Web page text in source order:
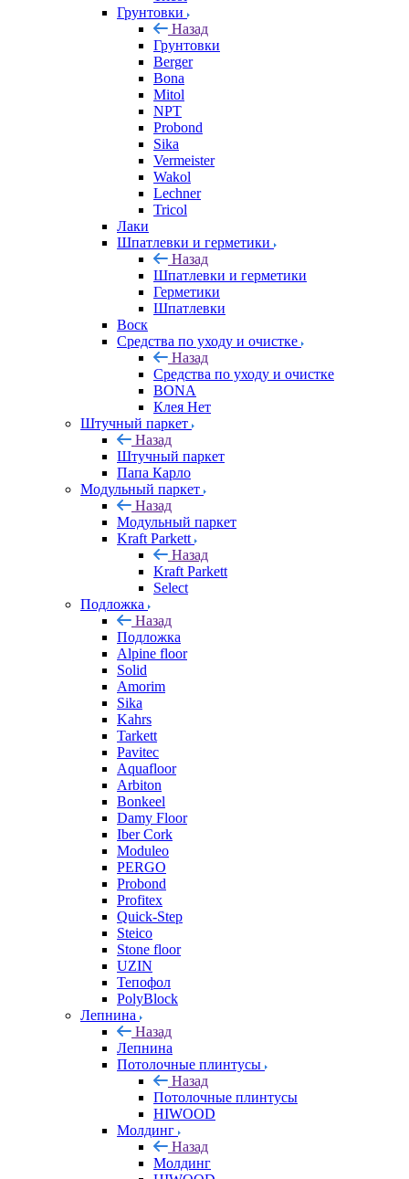
Грунтовки
Назад
Грунтовки
Berger
Bona
Mitol
NPT
Probond
Sika
Vermeister
Wakol
Lechner
Tricol
Лаки
Шпатлевки и герметики
Назад
Шпатлевки и герметики
Герметики
Шпатлевки
Воск
Средства по уходу и очистке
Назад
Средства по уходу и очистке
BONA
Клея Нет
Штучный паркет
Назад
Штучный паркет
Папа Карло
Модульный паркет
Назад
Модульный паркет
Kraft Parkett
Назад
Kraft Parkett
Select
Подложка
Назад
Подложка
Alpine floor
Solid
Amorim
Sika
Kahrs
Tarkett
Pavitec
Aquafloor
Arbiton
Bonkeel
Damy Floor
Iber Cork
Moduleo
PERGO
Probond
Profitex
Quick-Step
Steico
Stone floor
UZIN
Тепофол
PolyBlock
Лепнина
Назад
Лепнина
Потолочные плинтусы
Назад
Потолочные плинтусы
HIWOOD
Молдинг
Назад
Молдинг